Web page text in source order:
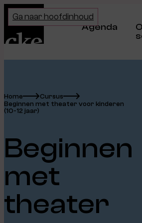
Ga naar hoofdinhoud
Home
Agenda
Home
Cursus
Beginnen met theater voor kinderen
(10-12 jaar)
Beginnen
met
theater